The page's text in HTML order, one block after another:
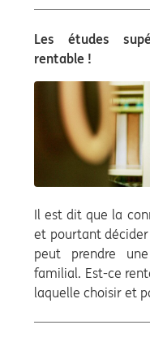
Les études
rentable !
Il est dit que la
et pourtant décider
peut prendre
familial. Est-ce
laquelle choisir et